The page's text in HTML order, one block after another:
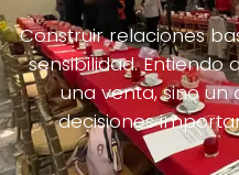
Construir relaciones
sensibilidad. Entiendo
una venta, sino
decisiones